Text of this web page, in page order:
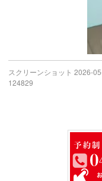
スクリーンショット 2026-
124829